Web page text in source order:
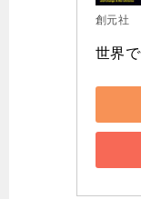
創元社
世界